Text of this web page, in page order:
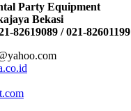
Party Equipment
Bekasi
82619089 / 021-82601199